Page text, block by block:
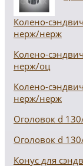
Колено-
нерж/нерж
Колено-
нерж/оц
Колено-
нерж/нерж
Оголовок d
Оголовок d
Конус для